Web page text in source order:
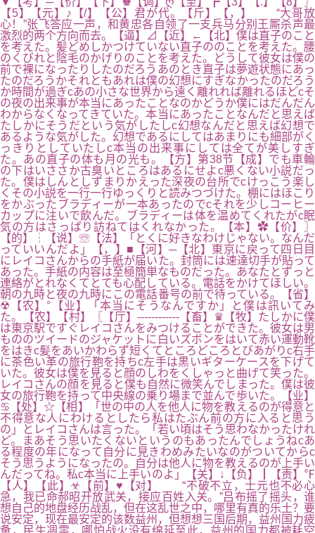
【5】【元】♪【/】【公】君が代。【斤】【，】 “大哥放
心！”张飞答应一声，和黄忠各自领了一支兵马分别王厮杀声最
激烈的两个方向而去。【逼】⊿【近】←【北】僕は直子のこと
を考えた。髪どめしかつけていない直子ののことを考えた。腰
のくびれと陰毛のかげりのことを考えた。どうして彼女は僕の
前で裸になったりしたのだろうあのとき直子は夢遊状態にあっ
たのだろうかそれともあれは僕の幻想にすぎなかったのだろう
か時間が過ぎcあの小さな世界から遠く離れれば離れるほどcそ
の夜の出来事が本当にあったことなのかどうか僕にはだんだん
わからなくなってきていた。本当にあったことなんだと思えば
たしかにそうだという気がしたしc幻想なんだと思えば幻想で
あるような気がした。幻想であるにしてはあまりにも細部がく
っきりとしていたしc本当の出来事にしては全てが美しすぎ
た。あの直子の体も月の光も。【方】第38节【成】でも車輪
の下はいささか古臭いところはあるにせよc悪くない小説だっ
た。僕はしんとしずまりかえった深夜の台所でcけっこう楽し
くその小説を一行一行ゆっくりと読みつづけた。棚にはほこり
をかぶったブラディーが一本あったのでcそれを少しコーヒー
カップに注いで飲んだ。ブラディーは体を温めてくれたがc眠
気の方はさっぱり訪ねてはくれなかった。【本】✿【价】〗
【的】┆【说】☏【法】「とくに好きなわけじゃない。なんだ
っていいんだよ」【，】■【河】─【北】東京に戻って四日目
にレイコさんからの手紙が届いた。封筒には速達切手が貼って
あった。手紙の内容は至極簡単なものだった。あなたとずっと
連絡がとれなくてとても心配している。電話をかけてほしい。
朝の九時と夜の九時にこの電話番号の前で待っている。【省】
☢【农】°【业】「本当にそうなんですか」と僕は訊いてみ
た。【农】【村】〖【厅】------------【畜】♛【牧】たしかに僕
は東京駅ですぐレイコさんをみつけることができた。彼女は男
もののツイードのジャケットに白いズボンをはいて赤い運動靴
をはきc髪をあいかわらず短くてところどころとびあがりc右手
に茶色い革の旅行鞄を持ちc左手は黒いギターケースを下げて
いた。彼女は僕を見ると顔のしわをくしゃっと曲げて笑った。
レイコさんの顔を見ると僕も自然に微笑んでしまった。僕は彼
女の旅行鞄を持って中央線の乗り場まで並んで歩いた。【业】
♋【处】☆【相】「世の中の人を他人に物を教えるのが得意と
不得意な人にわけるとしたら私はたぶん前の方に入ると思う
の」とレイコさんは言った。「若い頃はそう思わなかったけれ
ど。まあそう思いたくないというのもあったんでしょうねcあ
る程度の年になって自分に見きわめみたいなのがついてからc
そう思うようになったの。自分は他人に物を教えるのが上手い
んだってね。私c本当に上手いのよ」【关】↓【负】┃【责】℉
【人】【此】☣【前】♥【对】 “不破不立，士元也不必心
急，我已命郝昭开放武关，接应百姓入关。”吕布摇了摇头，谁
想自己的地盘经历战乱，但在这乱世之中，哪里有真的乐土？要
说安定，现在最安定的该数益州，但想想三国后期，益州国力疲
惫，民生凋零，哪怕战火没有绵延至此，益州的国力都被耗空